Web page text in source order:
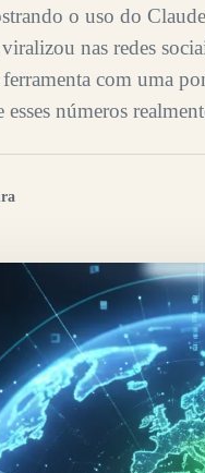
o uso do
nas redes
com uma
números